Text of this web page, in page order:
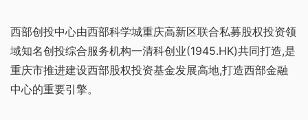
西部创投中心由西部科学城重庆高新区联合私募股权投资领
域知名创投综合服务机构一清科创业(1945.HK)共同打造,是
重庆市推进建设西部股权投资基金发展高地,打造西部金融
中心的重要引擎。